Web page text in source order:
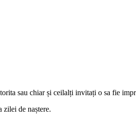
sau chiar și ceilalți invitați o sa fie
zilei de naștere.